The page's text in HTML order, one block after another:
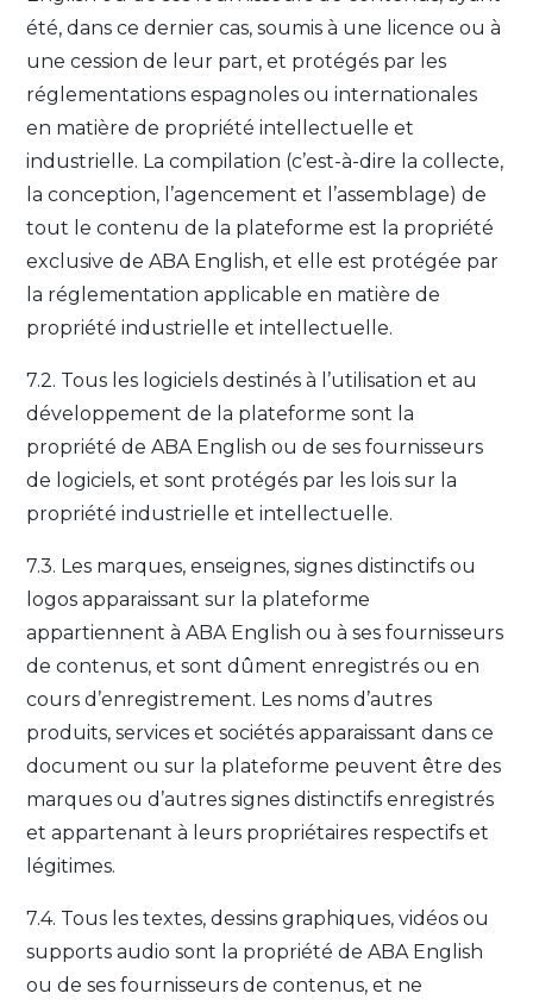
été, dans ce dernier cas, soumis à une licence ou à
une cession de leur part, et protégés par les
réglementations espagnoles ou internationales
en matière de propriété intellectuelle et
industrielle. La compilation (c’est-à-dire la collecte,
la conception, l’agencement et l’assemblage) de
tout le contenu de la plateforme est la propriété
exclusive de ABA English, et elle est protégée par
la réglementation applicable en matière de
propriété industrielle et intellectuelle.
7.2. Tous les logiciels destinés à l’utilisation et au
développement de la plateforme sont la
propriété de ABA English ou de ses fournisseurs
de logiciels, et sont protégés par les lois sur la
propriété industrielle et intellectuelle.
7.3. Les marques, enseignes, signes distinctifs ou
logos apparaissant sur la plateforme
appartiennent à ABA English ou à ses fournisseurs
de contenus, et sont dûment enregistrés ou en
cours d’enregistrement. Les noms d’autres
produits, services et sociétés apparaissant dans ce
document ou sur la plateforme peuvent être des
marques ou d’autres signes distinctifs enregistrés
et appartenant à leurs propriétaires respectifs et
légitimes.
7.4. Tous les textes, dessins graphiques, vidéos ou
supports audio sont la propriété de ABA English
ou de ses fournisseurs de contenus, et ne